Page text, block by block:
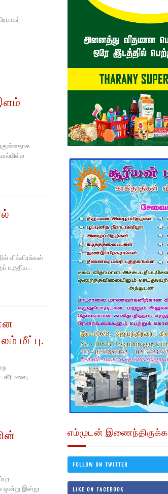
–
விக்கிரங்கள்
பகுதிய...
மீட்பு.
கீரிமலை,
ஒன்று இன்று
எம்முடன் இணைந்திருக்க
FOLLOW ON TWITTER
LIKE ON FACEBOOK